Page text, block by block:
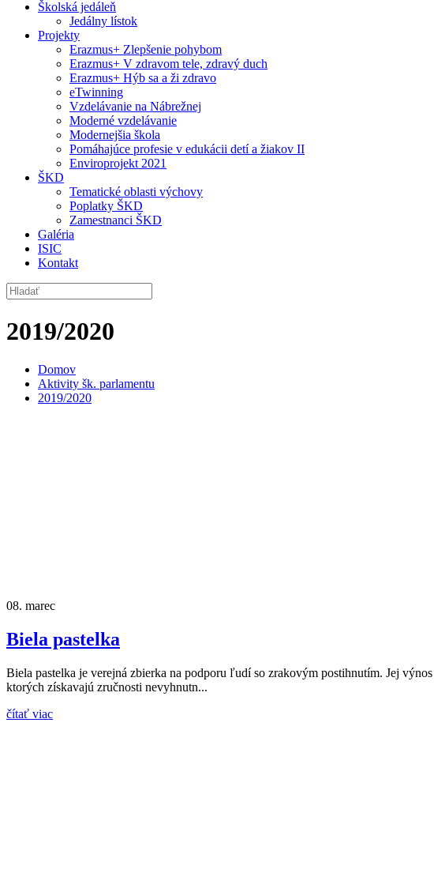
Školská jedáleň
Jedálny lístok
Projekty
Erazmus+ Zlepšenie pohybom
Erazmus+ V zdravom tele, zdravý duch
Erazmus+ Hýb sa a ži zdravo
eTwinning
Vzdelávanie na Nábrežnej
Moderné vzdelávanie
Modernejšia škola
Pomáhajúce profesie v edukácii detí a žiakov II
Enviroprojekt 2021
ŠKD
Tematické oblasti výchovy
Poplatky ŠKD
Zamestnanci ŠKD
Galéria
ISIC
Kontakt
2019/2020
Domov
Aktivity šk. parlamentu
2019/2020
08. marec
Biela pastelka
Biela pastelka je verejná zbierka na podporu ľudí so zrakovým postihnutím. Jej
ktorých získavajú zručnosti nevyhnutn...
čítať viac